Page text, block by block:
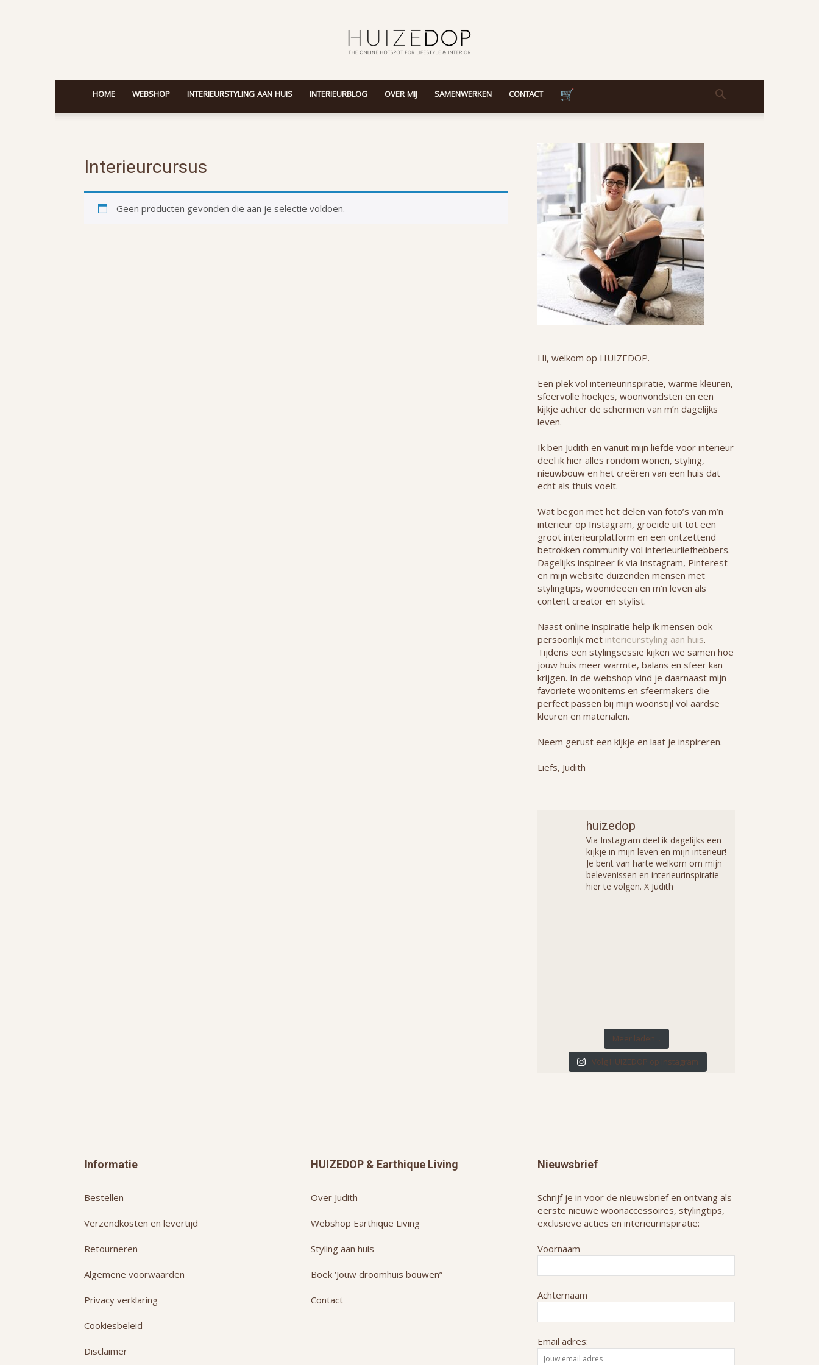
Huizedop
HOME WEBSHOP INTERIEURSTYLING AAN HUIS INTERIEURBLOG OVER MIJ SAMENWERKEN CONTACT
Interieurcursus
Geen producten gevonden die aan je selectie voldoen.
Hi, welkom op HUIZEDOP.
Een plek vol interieurinspiratie, warme kleuren,
sfeervolle hoekjes, woonvondsten en een
kijkje achter de schermen van m’n dagelijks
leven.
Ik ben Judith en vanuit mijn liefde voor interieur
deel ik hier alles rondom wonen, styling,
nieuwbouw en het creëren van een huis dat
echt als thuis voelt.
Wat begon met het delen van foto’s van m’n
interieur op Instagram, groeide uit tot een
groot interieurplatform en een ontzettend
betrokken community vol interieurliefhebbers.
Dagelijks inspireer ik via Instagram, Pinterest
en mijn website duizenden mensen met
stylingtips, woonideeën en m’n leven als
content creator en stylist.
Naast online inspiratie help ik mensen ook
persoonlijk met interieurstyling aan huis.
Tijdens een stylingsessie kijken we samen hoe
jouw huis meer warmte, balans en sfeer kan
krijgen. In de webshop vind je daarnaast mijn
favoriete woonitems en sfeermakers die
perfect passen bij mijn woonstijl vol aardse
kleuren en materialen.
Neem gerust een kijkje en laat je inspireren.
Liefs, Judith
huizedop
Via Instagram deel ik dagelijks een
kijkje in mijn leven en mijn interieur!
Je bent van harte welkom om mijn
belevenissen en interieurinspiratie
hier te volgen. X Judith
Meer laden...
Volg HUIZEDOP op Instagram
Informatie
Bestellen
Verzendkosten en levertijd
Retourneren
Algemene voorwaarden
Privacy verklaring
Cookiesbeleid
Disclaimer
HUIZEDOP & Earthique Living
Over Judith
Webshop Earthique Living
Styling aan huis
Boek ‘Jouw droomhuis bouwen”
Contact
Nieuwsbrief
Schrijf je in voor de nieuwsbrief en ontvang als
eerste nieuwe woonaccessoires, stylingtips,
exclusieve acties en interieurinspiratie:
Voornaam
Achternaam
Email adres: